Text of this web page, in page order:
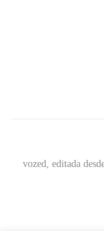
vozed, editada